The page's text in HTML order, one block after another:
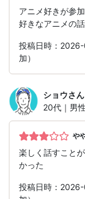
アニメ好きが参
好きなアニメの
投稿日時：
加）
ショウさん
20代｜男性
や
楽しく話すこと
かった
投稿日時：